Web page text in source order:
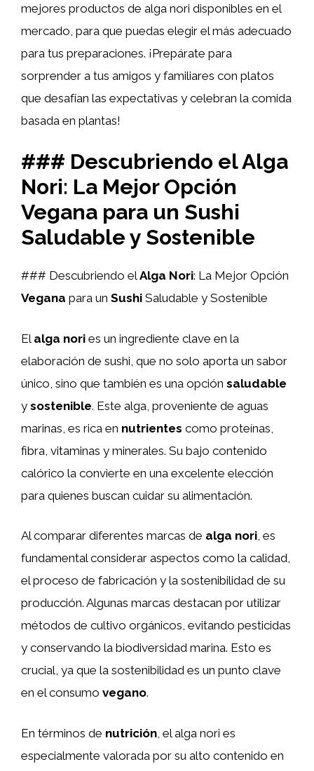
mejores productos de alga nori disponibles en el
mercado, para que puedas elegir el más adecuado
para tus preparaciones. ¡Prepárate para
sorprender a tus amigos y familiares con platos
que desafían las expectativas y celebran la comida
basada en plantas!
### Descubriendo el Alga
Nori: La Mejor Opción
Vegana para un Sushi
Saludable y Sostenible
### Descubriendo elAlga Nori: La Mejor Opción
Vegana para un Sushi Saludable y Sostenible
El alga nori es un ingrediente clave en la
elaboración de sushi, que no solo aporta un sabor
único, sino que también es una opción saludable
y sostenible. Este alga, proveniente de aguas
marinas, es rica en nutrientes como proteínas,
fibra, vitaminas y minerales. Su bajo contenido
calórico la convierte en una excelente elección
para quienes buscan cuidar su alimentación.
Al comparar diferentes marcas de alga nori, es
fundamental considerar aspectos como la calidad,
el proceso de fabricación y la sostenibilidad de su
producción. Algunas marcas destacan por utilizar
métodos de cultivo orgánicos, evitando pesticidas
y conservando la biodiversidad marina. Esto es
crucial, ya que la sostenibilidad es un punto clave
en el consumo vegano.
En términos de nutrición , el alga nori es
especialmente valorada por su alto contenido en